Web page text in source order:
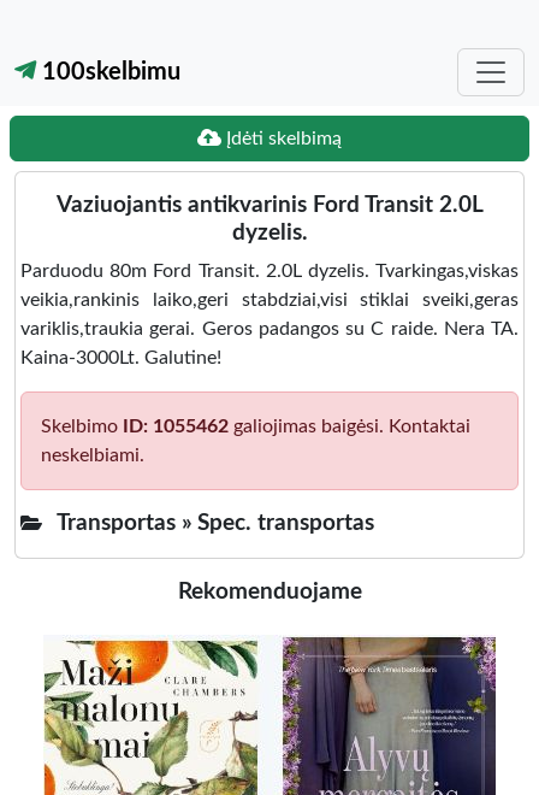
100skelbimu
Įdėti skelbimą
Vaziuojantis antikvarinis Ford Transit 2.0L
dyzelis.
Parduodu 80m Ford Transit. 2.0L dyzelis. Tvarkingas,viskas
veikia,rankinis laiko,geri stabdziai,visi stiklai sveiki,geras
variklis,traukia gerai. Geros padangos su C raide. Nera TA.
Kaina-3000Lt. Galutine!
Skelbimo ID: 1055462 galiojimas baigėsi. Kontaktai
neskelbiami.
Transportas » Spec. transportas
Rekomenduojame